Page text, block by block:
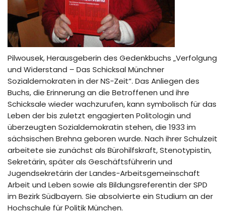
Pilwousek, Herausgeberin des Gedenkbuchs „Verfolgung
und Widerstand – Das Schicksal Münchner
Sozialdemokraten in der NS-Zeit“. Das Anliegen des
Buchs, die Erinnerung an die Betroffenen und ihre
Schicksale wieder wachzurufen, kann symbolisch für das
Leben der bis zuletzt engagierten Politologin und
überzeugten Sozialdemokratin stehen, die 1933 im
sächsischen Brehna geboren wurde. Nach ihrer Schulzeit
arbeitete sie zunächst als Bürohilfskraft, Stenotypistin,
Sekretärin, später als Geschäftsführerin und
Jugendsekretärin der Landes-Arbeitsgemeinschaft
Arbeit und Leben sowie als Bildungsreferentin der SPD
im Bezirk Südbayern. Sie absolvierte ein Studium an der
Hochschule für Politik München.